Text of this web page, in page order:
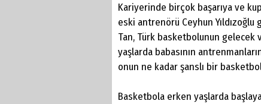
Kariyerinde birçok başarıya ve
eski antrenörü Ceyhun
Tan, Türk basketbolunun gelecek
yaşlarda babasının
onun ne kadar şanslı bir
Basketbola erken yaşlarda